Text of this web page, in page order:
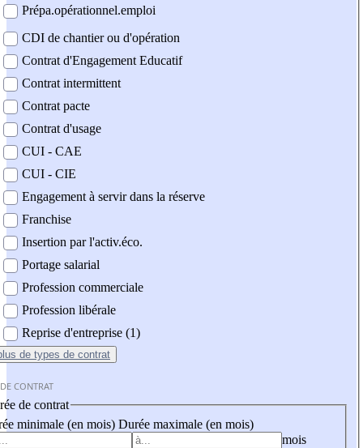
Prépa.opérationnel.emploi
CDI de chantier ou d'opération
Contrat d'Engagement Educatif
Contrat intermittent
Contrat pacte
Contrat d'usage
CUI - CAE
CUI - CIE
Engagement à servir dans la réserve
Franchise
Insertion par l'activ.éco.
Portage salarial
Profession commerciale
Profession libérale
Reprise d'entreprise (1)
de types de contrat
CONTRAT
de contrat
minimale (en mois) Durée maximale (en mois)
mois